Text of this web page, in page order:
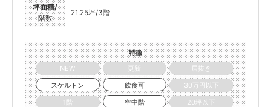
坪面積/
階数
21.25坪/3階
特徴
NEW
更新
居抜き
スケルトン
飲食可
30万円以下
1階
空中階
20坪以下